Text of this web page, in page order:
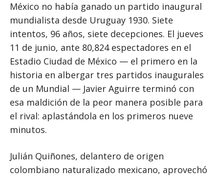
México no había ganado un partido inaugural
mundialista desde Uruguay 1930. Siete
intentos, 96 años, siete decepciones. El jueves
11 de junio, ante 80,824 espectadores en el
Estadio Ciudad de México — el primero en la
historia en albergar tres partidos inaugurales
de un Mundial — Javier Aguirre terminó con
esa maldición de la peor manera posible para
el rival: aplastándola en los primeros nueve
minutos.
Julián Quiñones, delantero de origen
colombiano naturalizado mexicano, aprovechó